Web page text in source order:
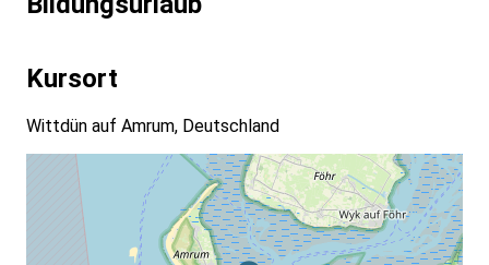
Kursort
Wittdün auf Amrum, Deutschland